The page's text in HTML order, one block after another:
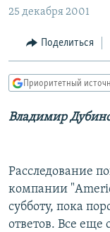
навигации
Вернутся
поиску
IDEL.РЕАЛИИ
КАВКАЗ.РЕАЛИИ
СИБИРЬ.РЕАЛИИ
РАСПИСАНИЕ
СОЦИАЛЬНЫЕ СЕТИ
25 декабря 2001
Поделиться
Приоритетный
Владимир
Расследование
компании
субботу, пока
ответов. Все еще